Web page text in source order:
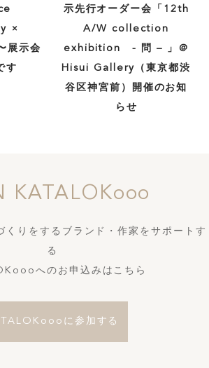
×
展示会
す
示先行オーダー会「12th
A/W collection
exhibition - 問 – 」＠
Hisui Gallery（東京都渋
谷区神宮前）開催のお知
らせ
KATALOKooo
するブランド・作家をサポートす
る
へのお申込みはこちら
に参加する